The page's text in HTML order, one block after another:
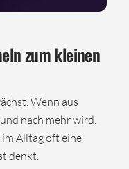
zum kleinen
Wenn aus
nach mehr wird.
im Alltag oft eine
denkt.